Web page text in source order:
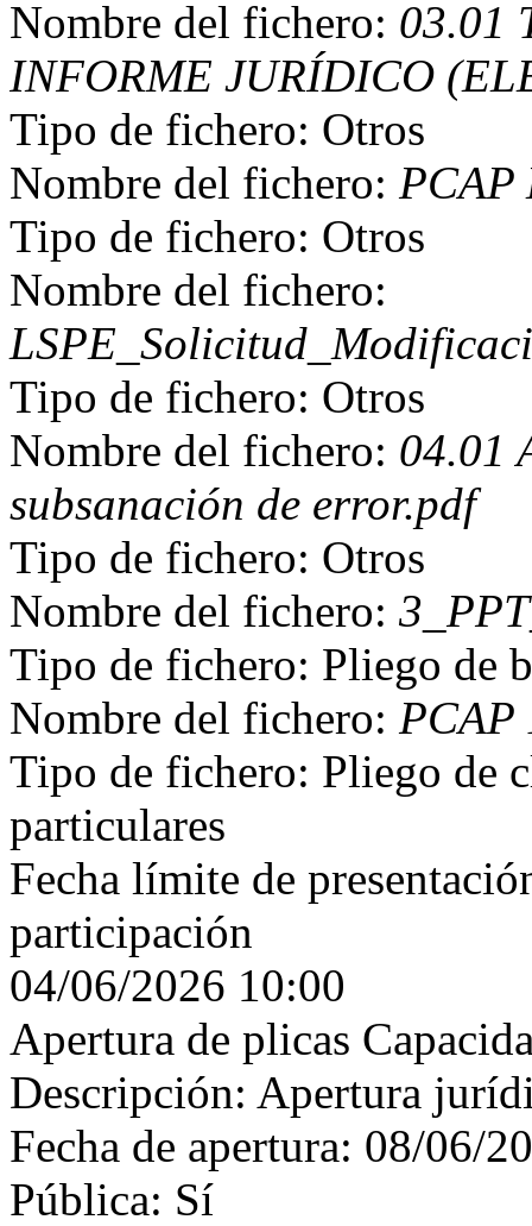
Nombre del fichero: 03.01
INFORME JURÍDICO
Tipo de fichero: Otros
Nombre del fichero: PCAP
Tipo de fichero: Otros
Nombre del fichero:
Tipo de fichero: Otros
Nombre del fichero: 04.01
subsanación de error.pdf
Tipo de fichero: Otros
Nombre del fichero:
Tipo de fichero: Pliego de
Nombre del fichero: PCAP
Tipo de fichero: Pliego de
particulares
Fecha límite de
participación
04/06/2026 10:00
Apertura de plicas
Descripción: Apertura
Fecha de apertura: 08/06/
Pública: Sí